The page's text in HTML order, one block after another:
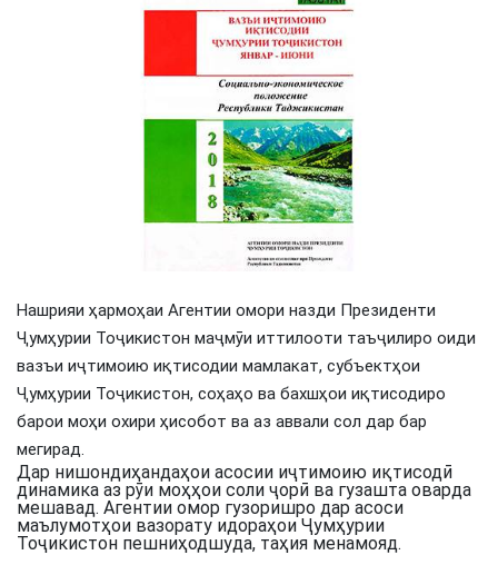
Нашрияи ҳармоҳаи Агентии омори назди Президенти
Ҷумҳурии Тоҷикистон маҷмӯи иттилооти таъҷилиро оиди
вазъи иҷтимоию иқтисодии мамлакат, субъектҳои
Ҷумҳурии Тоҷикистон, соҳаҳо ва бахшҳои иқтисодиро
барои моҳи охири ҳисобот ва аз аввали сол дар бар
мегирад.
Дар нишондиҳандаҳои асосии иҷтимоию иқтисодӣ
динамика аз рӯи моҳҳои соли ҷорӣ ва гузашта оварда
мешавад. Агентии омор гузоришро дар асоси
маълумотҳои вазорату идораҳои Ҷумҳурии
Тоҷикистон пешниҳодшуда, таҳия менамояд.